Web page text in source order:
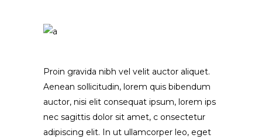
Proin gravida nibh vel velit auctor aliquet.
Aenean sollicitudin, lorem quis bibendum
auctor, nisi elit consequat ipsum, lorem ips
nec sagittis dolor sit amet, c onsectetur
adipiscing elit. In ut ullamcorper leo, eget